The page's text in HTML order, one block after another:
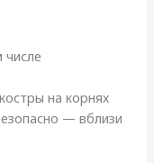
на корнях
— вблизи